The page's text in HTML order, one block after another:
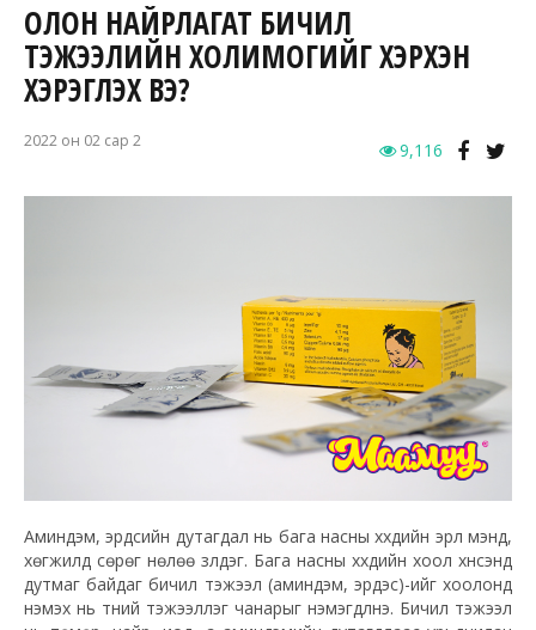
ОЛОН НАЙРЛАГАТ БИЧИЛ
ТЭЖЭЭЛИЙН ХОЛИМОГИЙГ ХЭРХЭН
ХЭРЭГЛЭХ ВЭ?
2022 он 02 сар 2 9,116
Аминдэм, эрдсийн дутагдал нь бага насны хүүхдийн эрүүл мэнд,
хөгжилд сөрөг нөлөө үзүүлдэг. Бага насны хүүхдийн хоол хүнсэнд
дутмаг байдаг бичил тэжээл (аминдэм, эрдэс)-ийг хоолонд
нэмэх нь түүний тэжээллэг чанарыг нэмэгдүүлнэ. Бичил тэжээл